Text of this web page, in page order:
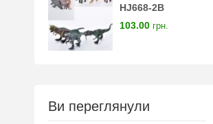
HJ668-2B
103.00 грн.
Ви переглянули